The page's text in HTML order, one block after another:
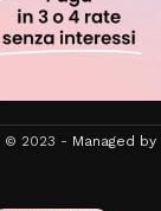
© 2023 - Managed by